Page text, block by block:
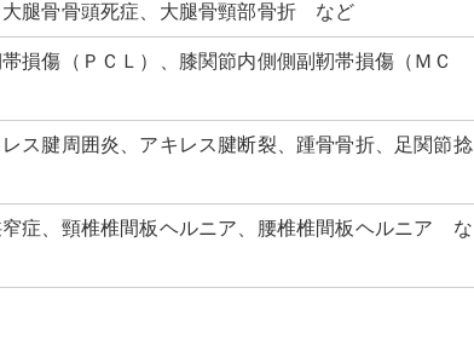
腿骨骨頭死症、大腿骨頸部骨折 など
損傷（ＰＣＬ）、膝関節内側側副靭帯損傷（ＭＣ
ス腱周囲炎、アキレス腱断裂、踵骨骨折、足関節捻
症、頸椎椎間板ヘルニア、腰椎椎間板ヘルニア な